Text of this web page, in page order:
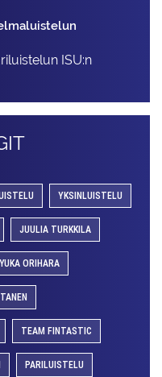
ISU:n
YKSINLUISTELU
JUULIA TURKKILA
YUKA ORIHARA
TEAM FINTASTIC
PARILUISTELU